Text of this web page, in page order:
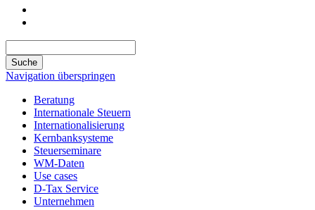
Suche
Navigation überspringen
Beratung
Internationale Steuern
Internationalisierung
Kernbanksysteme
Steuerseminare
WM-Daten
Use cases
D-Tax Service
Unternehmen